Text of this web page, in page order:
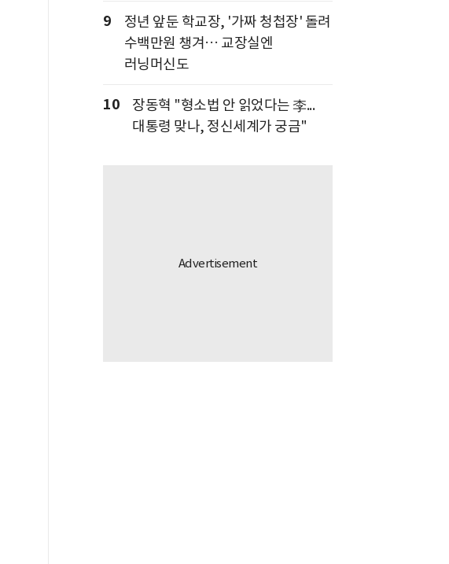
9
정년 앞둔 학교장, '가짜 청첩장' 돌려
수백만원 챙겨… 교장실엔
러닝머신도
10
장동혁 "형소법 안 읽었다는 李...
대통령 맞나, 정신세계가 궁금"